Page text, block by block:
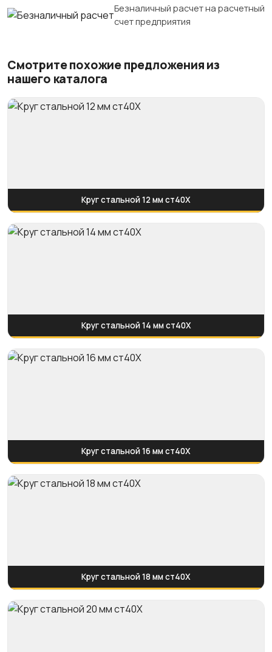
Безналичный расчет на расчетный
счет предприятия
Смотрите похожие предложения из
нашего каталога
Круг стальной 12 мм ст40Х
Круг стальной 14 мм ст40Х
Круг стальной 16 мм ст40Х
Круг стальной 18 мм ст40Х